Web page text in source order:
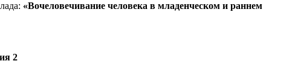
«Вочеловечивание человека в младенческом и раннем
2